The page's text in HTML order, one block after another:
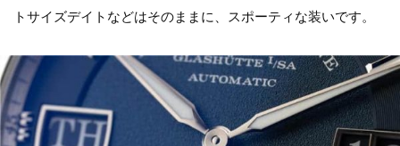
トサイズデイトなどはそのままに、スポーティな装いです。